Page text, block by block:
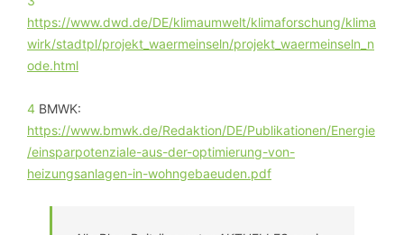
https://www.dwd.de/DE/klimaumwelt/klimaforschung/klima
wirk/stadtpl/projekt_waermeinseln/projekt_waermeinseln_n
ode.html
4 BMWK:
https://www.bmwk.de/Redaktion/DE/Publikationen/Energie
/einsparpotenziale-aus-der-optimierung-von-
heizungsanlagen-in-wohngebaeuden.pdf